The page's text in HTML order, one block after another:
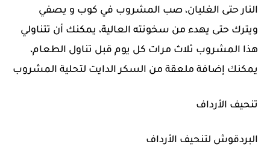
النار حتى الغليان، صب المشروب في كوب و يصفي
ويترك حتى يهدء من سخونته العالية، يمكنك أن تتناولي
هذا المشروب ثلاث مرات كل يوم قبل تناول الطعام،
يمكنك إضافة ملعقة من السكر الدايت لتحلية المشروب
تنحيف الأرداف
البردقوش لتنحيف الأرداف